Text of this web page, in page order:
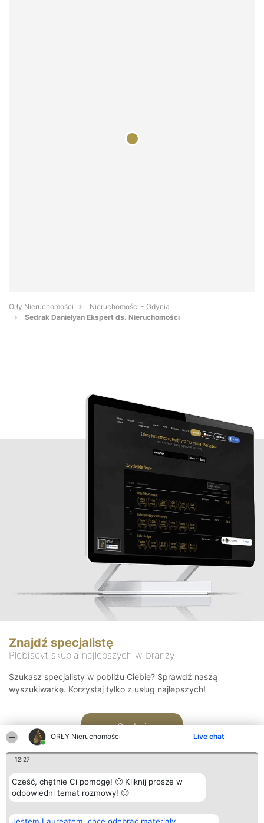
ORŁY Nieruchomości Live chat
12:27
Cześć, chętnie Ci pomogę! 🙂 Kliknij proszę w
odpowiedni temat rozmowy! 🙂
Orły Nieruchomości
Nieruchomości - Gdynia
Sedrak Danielyan Ekspert ds. Nieruchomości
Znajdź specjalistę
Plebiscyt skupia najlepszych w branży
Szukasz specjalisty w pobliżu Ciebie? Sprawdź naszą
wyszukiwarkę. Korzystaj tylko z usług najlepszych!
Szukaj
Organizator plebiscytu Plebiscyt Kontakt